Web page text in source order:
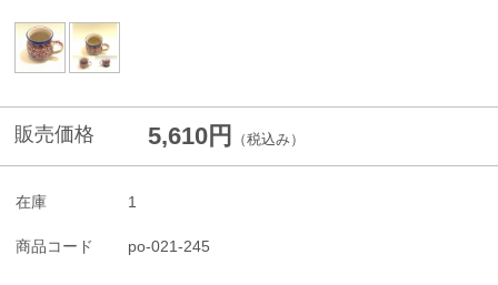
販売価格 5,610円 （税込み）
在庫 1
商品コード po-021-245